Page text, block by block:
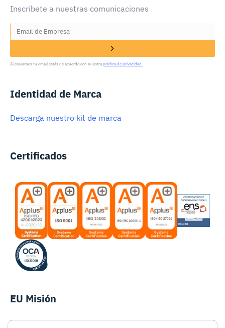
Inscríbete a nuestras comunicaciones
Al enviarnos tu email estás de acuerdo con nuestra política de privacidad.
Identidad de Marca
Descarga nuestro kit de marca
Certificados
EU Misión